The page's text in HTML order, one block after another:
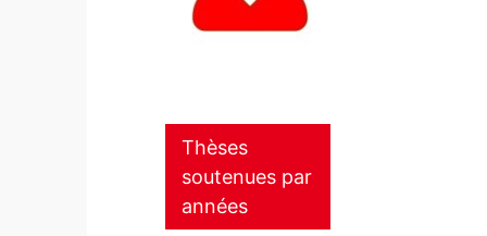
Thèses
soutenues par
années